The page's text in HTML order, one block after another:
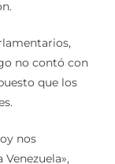
no contó con
que los